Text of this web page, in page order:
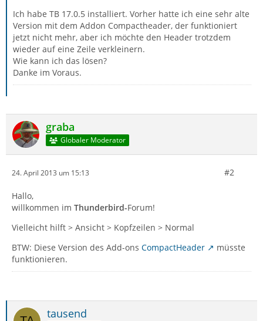
Ich habe TB 17.0.5 installiert. Vorher hatte ich eine sehr alte
Version mit dem Addon Compactheader, der funktioniert
jetzt nicht mehr, aber ich möchte den Header trotzdem
wieder auf eine Zeile verkleinern.
Wie kann ich das lösen?
Danke im Voraus.
graba
Globaler Moderator
24. April 2013 um 15:13 #2
Hallo,
willkommen im Thunderbird-Forum!
Vielleicht hilft > Ansicht > Kopfzeilen > Normal
BTW: Diese Version des Add-ons CompactHeader
müsste
funktionieren.
tausend